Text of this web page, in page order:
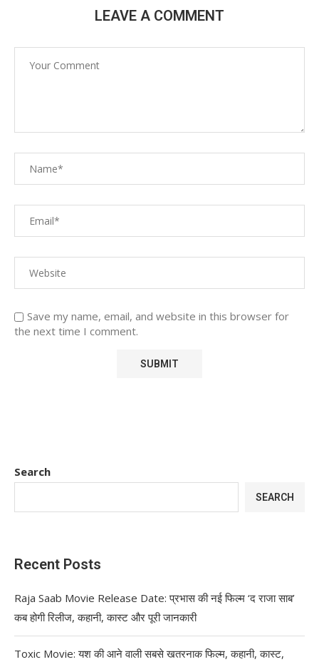
LEAVE A COMMENT
Save my name, email, and website in this browser for
the next time I comment.
Search
SEARCH
Recent Posts
Raja Saab Movie Release Date: प्रभास की नई फिल्म ‘द राजा साब’
कब होगी रिलीज, कहानी, कास्ट और पूरी जानकारी
Toxic Movie: यश की आने वाली सबसे खतरनाक फिल्म, कहानी, कास्ट,